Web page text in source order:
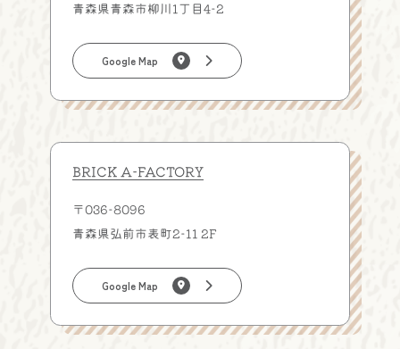
青森県青森市柳川1丁目4-2
Google Map
BRICK A-FACTORY
〒036-8096
青森県弘前市表町2-11 2F
Google Map